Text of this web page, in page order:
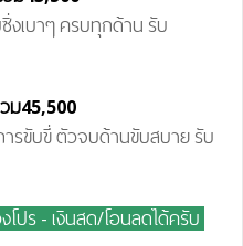
งเบาๆ ครบทุกด้าน รับ
ม45,500
รขับขี่ ตัวจบด้านขับสบาย รับ
โปร - เงินสด/โอนลดได้ครับ